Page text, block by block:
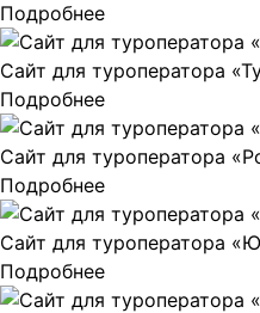
Подробнее
Сайт для туроператора
Подробнее
Сайт для туроператора
Подробнее
Сайт для туроператора
Подробнее